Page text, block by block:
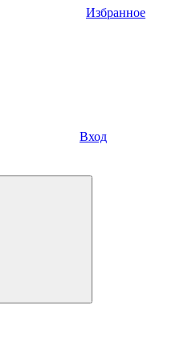
Избранное
Вход